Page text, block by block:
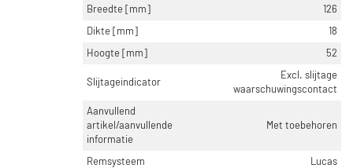
Breedte [mm]
126
Dikte [mm]
18
Hoogte [mm]
52
Slijtageindicator
Excl. slijtage
waarschuwingscontact
Aanvullend
artikel/aanvullende
informatie
Met toebehoren
Remsysteem
Lucas